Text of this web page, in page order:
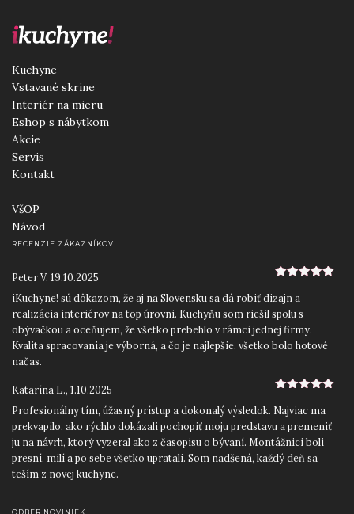
Kuchyne
Vstavané skrine
Interiér na mieru
Eshop s nábytkom
Akcie
Servis
Kontakt
VšOP
Návod
RECENZIE ZÁKAZNÍKOV
Peter V, 19.10.2025
iKuchyne! sú dôkazom, že aj na Slovensku sa dá robiť dizajn a
realizácia interiérov na top úrovni. Kuchyňu som riešil spolu s
obývačkou a oceňujem, že všetko prebehlo v rámci jednej firmy.
Kvalita spracovania je výborná, a čo je najlepšie, všetko bolo hotové
načas.
Katarína L., 1.10.2025
Profesionálny tím, úžasný prístup a dokonalý výsledok. Najviac ma
prekvapilo, ako rýchlo dokázali pochopiť moju predstavu a premeniť
ju na návrh, ktorý vyzeral ako z časopisu o bývaní. Montážnici boli
presní, milí a po sebe všetko upratali. Som nadšená, každý deň sa
teším z novej kuchyne.